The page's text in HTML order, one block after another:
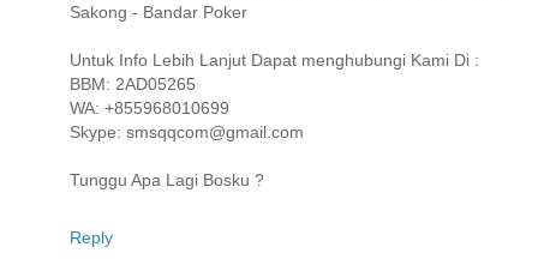
Sakong - Bandar Poker
Untuk Info Lebih Lanjut Dapat menghubungi Kami Di :
BBM: 2AD05265
WA: +855968010699
Skype: smsqqcom@gmail.com
Tunggu Apa Lagi Bosku ?
Reply